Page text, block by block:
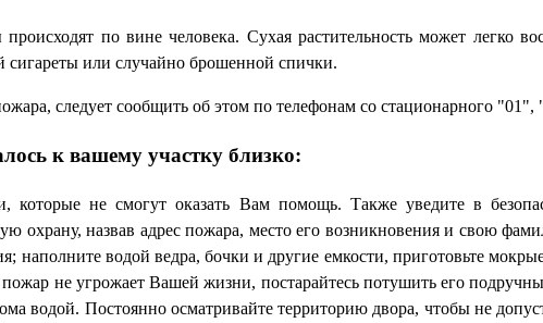
по вине человека. Сухая растительность может легко
сигареты или случайно брошенной спички.
следует сообщить об этом по телефонам со стационарного
к вашему участку близко:
которые не смогут оказать Вам помощь. Также уведите в
охрану, назвав адрес пожара, место его возникновения и свою
наполните водой ведра, бочки и другие емкости, приготовьте
не угрожает Вашей жизни, постарайтесь потушить его
водой. Постоянно осматривайте территорию двора, чтобы не